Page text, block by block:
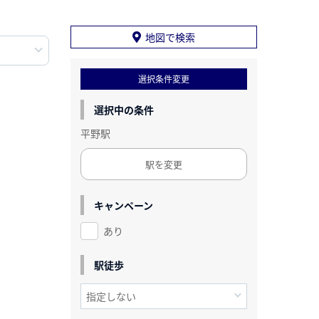
地図で検索
選択条件変更
選択中の条件
平野駅
駅を変更
キャンペーン
あり
駅徒歩